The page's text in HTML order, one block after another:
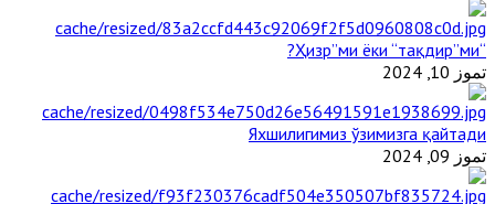
“Ҳизр”ми ёки “тақдир”ми?
تموز 10, 2024
Яхшилигимиз ўзимизга қайтади
تموز 09, 2024